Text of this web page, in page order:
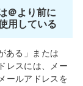
＠より前に
用している
ある」または
レスには、メー
ールアドレスを